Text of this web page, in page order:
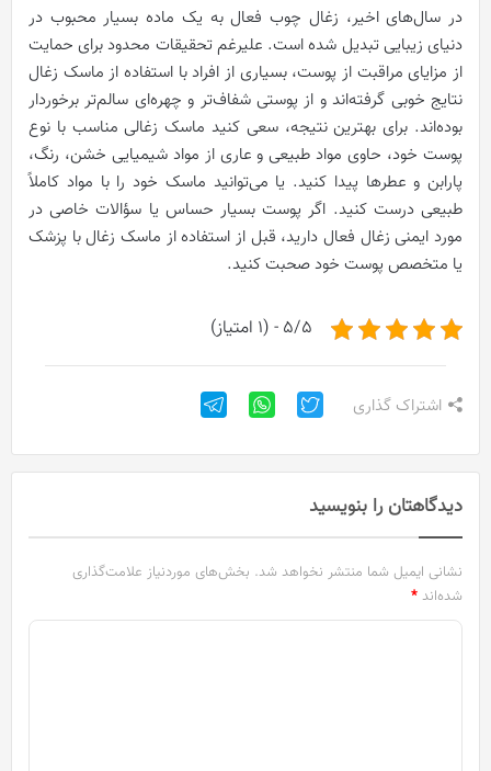
در سال‌های اخیر، زغال چوب فعال به یک ماده بسیار محبوب در
دنیای زیبایی تبدیل شده است. علیرغم تحقیقات محدود برای حمایت
از مزایای مراقبت از پوست، بسیاری از افراد با استفاده از ماسک زغال
نتایج خوبی گرفته‌اند و از پوستی شفاف‌تر و چهره‌ای سالم‌تر برخوردار
بوده‌اند. برای بهترین نتیجه، سعی کنید ماسک زغالی مناسب با نوع
پوست خود، حاوی مواد طبیعی و عاری از مواد شیمیایی خشن، رنگ،
پارابن و عطرها پیدا کنید. یا می‌توانید ماسک خود را با مواد کاملاً
طبیعی درست کنید. اگر پوست بسیار حساس یا سؤالات خاصی در
مورد ایمنی زغال فعال دارید، قبل از استفاده از ماسک زغال با پزشک
یا متخصص پوست خود صحبت کنید.
5/5 - (1 امتیاز)
اشتراک گذاری
دیدگاهتان را بنویسید
نشانی ایمیل شما منتشر نخواهد شد. بخش‌های موردنیاز علامت‌گذاری
شده‌اند *